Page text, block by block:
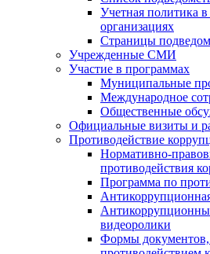
Учетная политика
организациях
Страницы
Учрежденные СМИ
Участие в программах
Муниципальные
Международное
Общественные
Официальные визиты и
Противодействие
Нормативно-
противодействия
Программа по
видеоролики
Формы документов,